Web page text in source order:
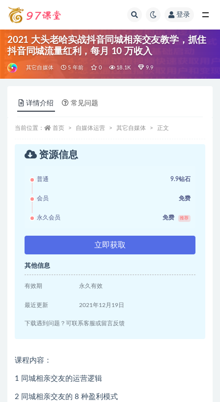
登录
2021 大头老哈实战抖音同城相亲交友教学，抓住
抖音同城流量红利，每月 10 万收入
其它自媒体 5 年前 0 18.1K 9.9
详情介绍 常见问题
当前位置： 首页 自媒体运营 其它自媒体 正文
资源信息
普通 9.9钻石
会员 免费
永久会员 免费 推荐
立即获取
其他信息
有效期 永久有效
最近更新 2021年12月19日
下载遇到问题？可联系客服或留言反馈
课程内容：
1 同城相亲交友的运营逻辑
2 同城相亲交友的 8 种盈利模式